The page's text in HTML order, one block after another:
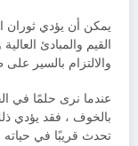
يمكن أن يؤدي
القيم والمبادئ
والالتزام بالسير
عندما نرى حلمًا في
بالخوف ، فقد يؤدي
تحدث قريبًا في